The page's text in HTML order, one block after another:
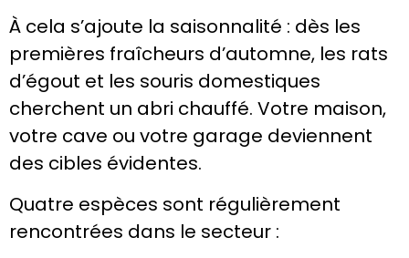
À cela s’ajoute la saisonnalité : dès les
premières fraîcheurs d’automne, les rats
d’égout et les souris domestiques
cherchent un abri chauffé. Votre maison,
votre cave ou votre garage deviennent
des cibles évidentes.
Quatre espèces sont régulièrement
rencontrées dans le secteur :